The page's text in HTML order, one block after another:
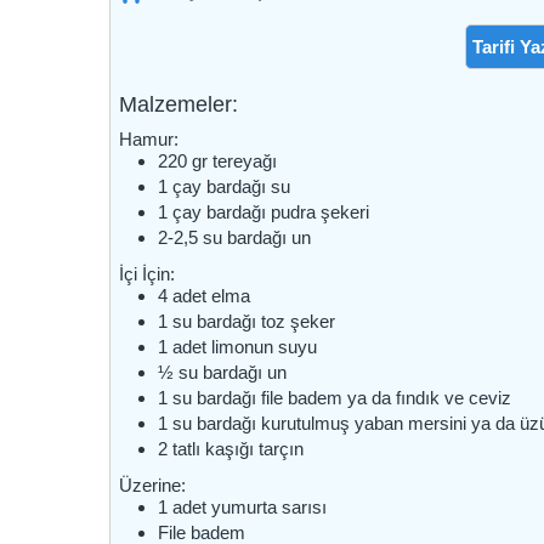
Tarifi
Malzemeler:
Hamur:
220 gr tereyağı
1 çay bardağı su
1 çay bardağı pudra şekeri
2-2,5 su bardağı un
İçi İçin:
4 adet elma
1 su bardağıtoz şeker
1 adet limonun suyu
½su bardağı un
1 su bardağı file badem ya da fındık ve ceviz
1 su bardağı kurutulmuş yaban mersini ya da
2 tatlı kaşığı tarçın
Üzerine:
1 adet yumurta sarısı
File badem